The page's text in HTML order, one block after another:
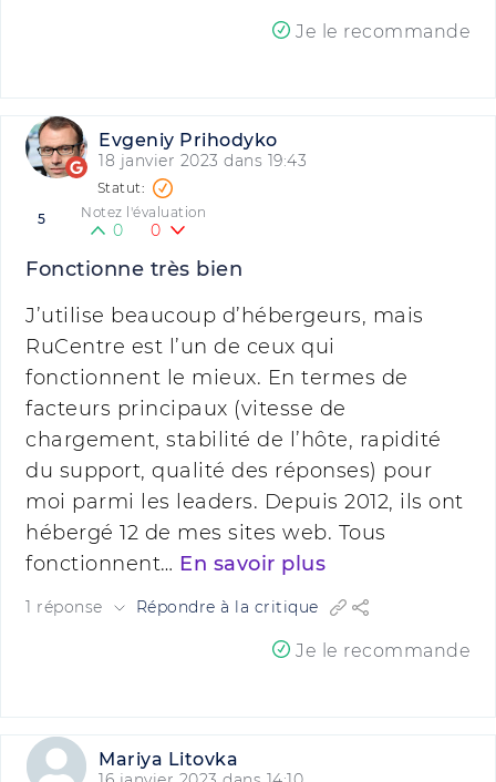
Je le recommande
Evgeniy Prihodyko
18 janvier 2023 dans 19:43
5 Notez l'évaluation
0 0
Fonctionne très bien
J’utilise beaucoup d’hébergeurs, mais
RuCentre est l’un de ceux qui
fonctionnent le mieux. En termes de
facteurs principaux (vitesse de
chargement, stabilité de l’hôte, rapidité
du support, qualité des réponses) pour
moi parmi les leaders. Depuis 2012, ils ont
hébergé 12 de mes sites web. Tous
fonctionnent… En savoir plus
1 réponse Répondre à la critique
Je le recommande
Mariya Litovka